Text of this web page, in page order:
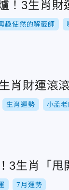
！3生肖
趣使然的解籤師
肖財運滾
生肖運勢 小孟
3生肖「
7月運勢